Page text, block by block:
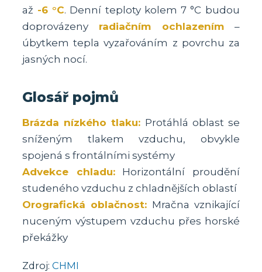
až -6 °C. Denní teploty kolem 7 °C budou
doprovázeny radiačním ochlazením–
úbytkem tepla vyzařováním z povrchu za
jasných nocí.
Glosář pojmů
Brázda nízkého tlaku: Protáhlá oblast se
sníženým tlakem vzduchu, obvykle
spojená s frontálními systémy
Advekce chladu:Horizontální proudění
studeného vzduchu z chladnějších oblastí
Orografická oblačnost: Mračna vznikající
nuceným výstupem vzduchu přes horské
překážky
Zdroj:CHMI